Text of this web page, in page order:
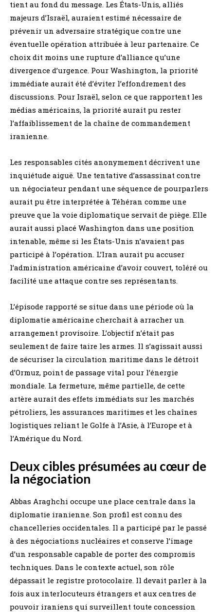
tient au fond du message. Les États-Unis, alliés
majeurs d’Israël, auraient estimé nécessaire de
prévenir un adversaire stratégique contre une
éventuelle opération attribuée à leur partenaire. Ce
choix dit moins une rupture d’alliance qu’une
divergence d’urgence. Pour Washington, la priorité
immédiate aurait été d’éviter l’effondrement des
discussions. Pour Israël, selon ce que rapportent les
médias américains, la priorité aurait pu rester
l’affaiblissement de la chaîne de commandement
iranienne.
Les responsables cités anonymement décrivent une
inquiétude aiguë. Une tentative d’assassinat contre
un négociateur pendant une séquence de pourparlers
aurait pu être interprétée à Téhéran comme une
preuve que la voie diplomatique servait de piège. Elle
aurait aussi placé Washington dans une position
intenable, même si les États-Unis n’avaient pas
participé à l’opération. L’Iran aurait pu accuser
l’administration américaine d’avoir couvert, toléré ou
facilité une attaque contre ses représentants.
L’épisode rapporté se situe dans une période où la
diplomatie américaine cherchait à arracher un
arrangement provisoire. L’objectif n’était pas
seulement de faire taire les armes. Il s’agissait aussi
de sécuriser la circulation maritime dans le détroit
d’Ormuz, point de passage vital pour l’énergie
mondiale. La fermeture, même partielle, de cette
artère aurait des effets immédiats sur les marchés
pétroliers, les assurances maritimes et les chaînes
logistiques reliant le Golfe à l’Asie, à l’Europe et à
l’Amérique du Nord.
Deux cibles présumées au cœur de
la négociation
Abbas Araghchi occupe une place centrale dans la
diplomatie iranienne. Son profil est connu des
chancelleries occidentales. Il a participé par le passé
à des négociations nucléaires et conserve l’image
d’un responsable capable de porter des compromis
techniques. Dans le contexte actuel, son rôle
dépassait le registre protocolaire. Il devait parler à la
fois aux interlocuteurs étrangers et aux centres de
pouvoir iraniens qui surveillent toute concession